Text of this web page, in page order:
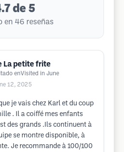
de 5
en 46 reseñas
La petite frite
enVisited in June
12, 2025
je vais chez Karl et du coup
. Il a coiffé mes enfants
des grands .Ils continuent à
se montre disponible, à
Je recommande à 100/100